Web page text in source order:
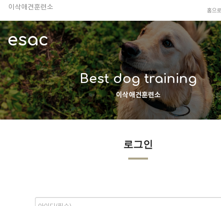
이삭애견훈련소
안전하고 행복한 펫티켓 선도!
경기도 화성시 봉담읍 위치
이찬종, 이웅종 소장 소개
홈으로
esac
Best dog training
이삭애견훈련소
로그인